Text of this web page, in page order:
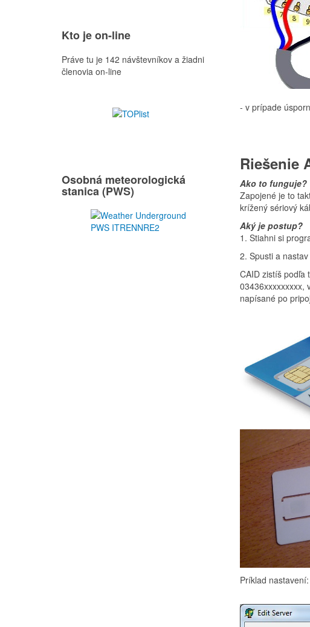
- v prípade
Riešenie
Ako to funguje?
Zapojené je to
krížený sériový
Aký je postup?
1. Stiahni si
2. Spusti a
CAID zistíš podľa
03436xxxxxxxxx,
napísané po
Príklad nastavení:
Kto je on-line
Práve tu je 142 návštevníkov a žiadni
členovia on-line
Osobná meteorologická
stanica (PWS)